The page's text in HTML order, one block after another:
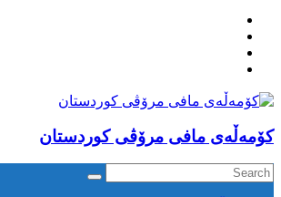
كۆمه‌ڵه‌ی مافی مرۆڤی کوردستان